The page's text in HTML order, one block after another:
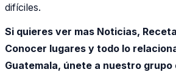
difíciles.
Si quieres ver mas Noticias,
Conocer lugares y todo lo
Guatemala, únete a nuestro grupo